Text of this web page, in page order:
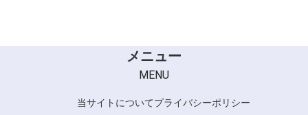
メニュー
MENU
当サイトについてプライバシーポリシー